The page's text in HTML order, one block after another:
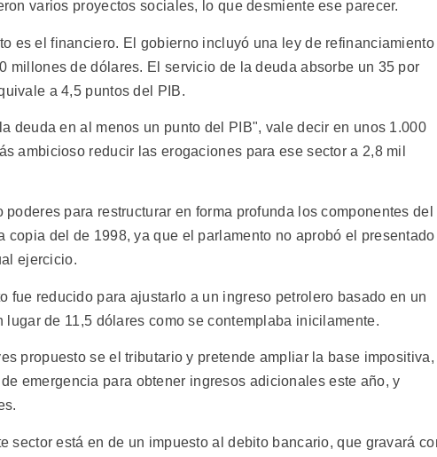
varios proyectos sociales, lo que desmiente ese parecer.
es el financiero. El gobierno incluyó una ley de refinanciamiento
millones de dólares. El servicio de la deuda absorbe un 35 por
a 4,5 puntos del PIB.
deuda en al menos un punto del PIB", vale decir en unos 1.000
ambicioso reducir las erogaciones para ese sector a 2,8 mil
para restructurar en forma profunda los componentes del
copia del de 1998, ya que el parlamento no aprobó el presentado
ejercicio.
fue reducido para ajustarlo a un ingreso petrolero basado en un
de 11,5 dólares como se contemplaba inicilamente.
propuesto se el tributario y pretende ampliar la base impositiva,
emergencia para obtener ingresos adicionales este año, y
sector está en de un impuesto al debito bancario, que gravará